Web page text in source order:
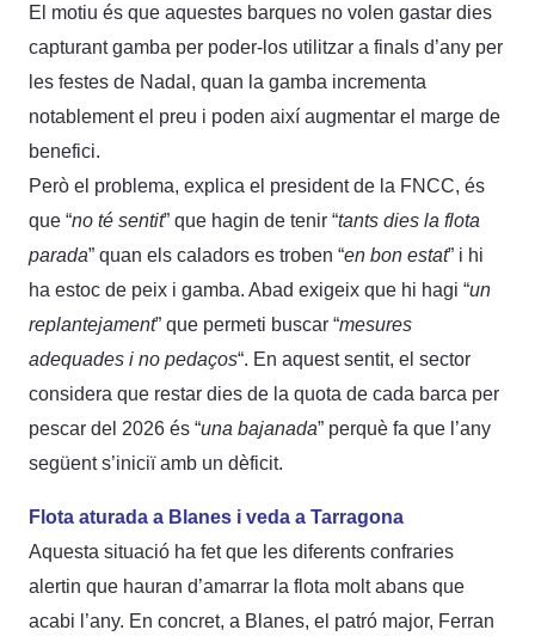
El motiu és que aquestes barques no volen gastar dies
capturant gamba per poder-los utilitzar a finals d’any per
les festes de Nadal, quan la gamba incrementa
notablement el preu i poden així augmentar el marge de
benefici.
Però el problema, explica el president de la FNCC, és
que “no té sentit” que hagin de tenir “tants dies la flota
parada” quan els caladors es troben “en bon estat” i hi
ha estoc de peix i gamba. Abad exigeix que hi hagi “un
replantejament” que permeti buscar “mesures
adequades i no pedaços“. En aquest sentit, el sector
considera que restar dies de la quota de cada barca per
pescar del 2026 és “una bajanada” perquè fa que l’any
següent s’iniciï amb un dèficit.
Flota aturada a Blanes i veda a Tarragona
Aquesta situació ha fet que les diferents confraries
alertin que hauran d’amarrar la flota molt abans que
acabi l’any. En concret, a Blanes, el patró major, Ferran